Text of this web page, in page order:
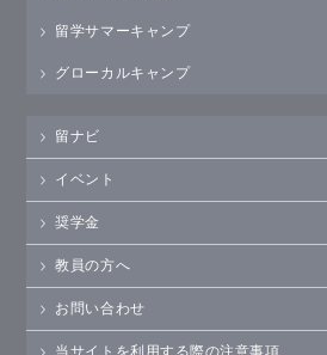
留学サマーキャンプ
グローカルキャンプ
留ナビ
イベント
奨学金
教員の方へ
お問い合わせ